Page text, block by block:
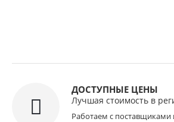
ДОСТУПНЫЕ ЦЕНЫ
Лучшая стоимость в
Работаем с